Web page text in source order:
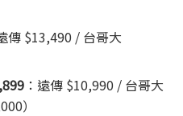
傳 $13,490 / 台哥大
：遠傳 $10,990 / 台哥大
）